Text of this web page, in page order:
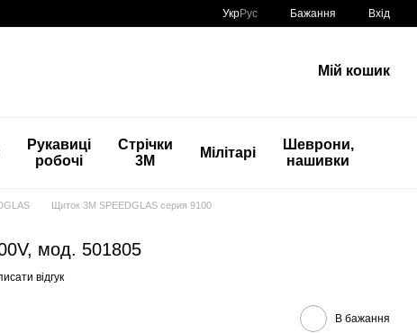
УкрРус Бажання Вхід
Мій кошик
Рукавиці
робочі
Стрічки
3М
Мілітарі
Шеврони,
нашивки
Щиток 3М SPEEDGLAS серия 9100
мод. 501805
відгук
В бажання